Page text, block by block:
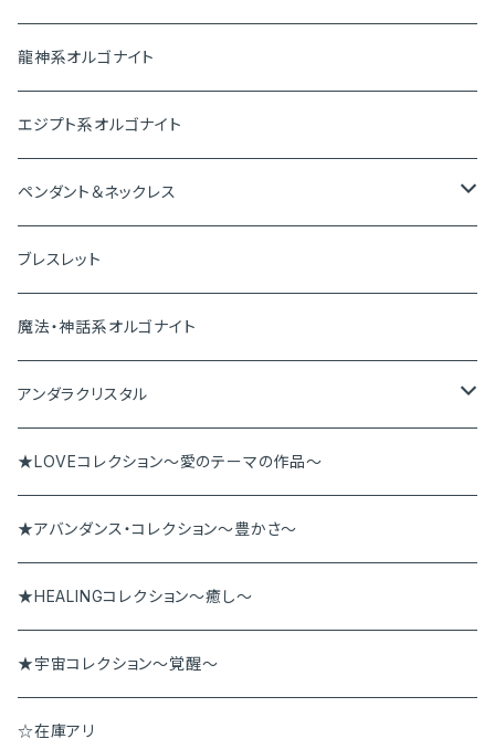
盛り塩オルゴナイト
プレートオルゴナイト
神聖幾何学オルゴナイト
龍神系オルゴナイト
エジプト系オルゴナイト
ペンダント＆ネックレス
ペンダントトップ
ピアス＆イヤリング
ブレスレット
ペンダント
その他
ブレスレット
魔法・神話系オルゴナイト
アンダラクリスタル
アンダラペンダント
アンダラブレス
★LOVEコレクション～愛のテーマの作品～
★アバンダンス・コレクション～豊かさ～
★HEALINGコレクション～癒し～
★宇宙コレクション～覚醒～
☆在庫アリ